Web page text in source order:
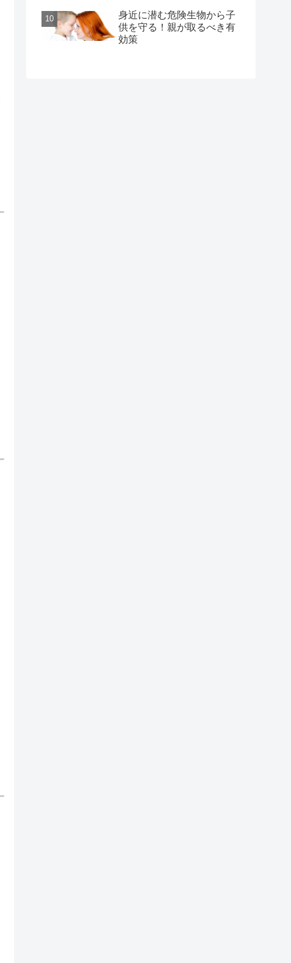
身近に潜む危険生物から子
供を守る！親が取るべき有
効策